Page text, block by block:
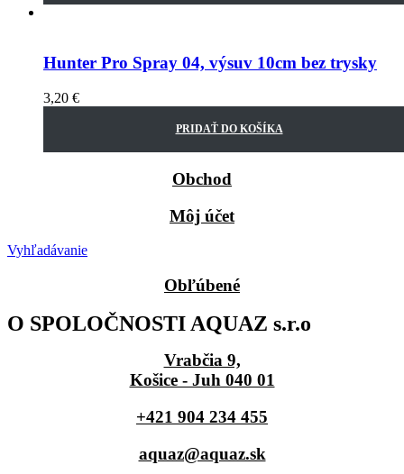
Hunter Pro Spray 04, výsuv 10cm bez trysky
3,20 €
PRIDAŤ DO KOŠÍKA
Obchod
Môj účet
Vyhľadávanie
Obľúbené
O SPOLOČNOSTI AQUAZ s.r.o
Vrabčia 9,
Košice - Juh 040 01
+421 904 234 455
aquaz@aquaz.sk